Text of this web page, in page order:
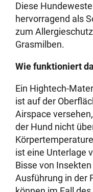
Diese
hervorragend als
zum
Grasmilben.
Wie funktioniert
Ein Hightech-
ist auf der
Airspace
der Hund nicht
ist eine Unterlage
Bisse von
Ausführung in der